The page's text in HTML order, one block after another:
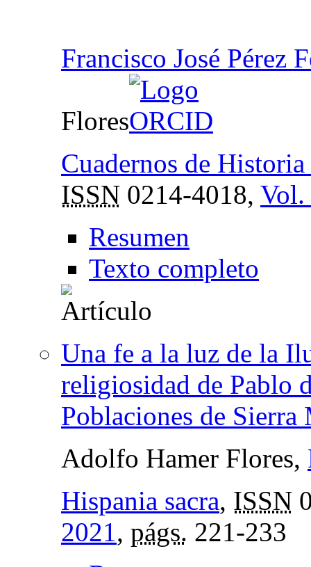
Francisco José Pérez
Flores
Cuadernos de
ISSN 0214-4018, Vol.
Resumen
Texto completo
Una fe a la luz de la
religiosidad de Pablo
Poblaciones de
Adolfo Hamer Flores,
Hispania sacra, ISSN
2021, págs. 221-233